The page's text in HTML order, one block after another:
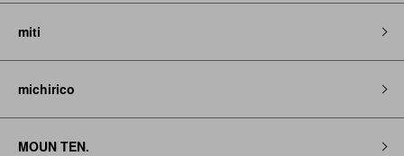
miti
michirico
MOUN TEN.